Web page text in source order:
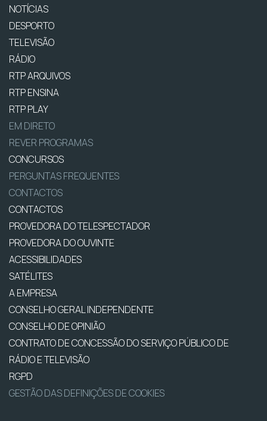
NOTÍCIAS
DESPORTO
TELEVISÃO
RÁDIO
RTP ARQUIVOS
RTP ENSINA
RTP PLAY
EM DIRETO
REVER PROGRAMAS
CONCURSOS
PERGUNTAS FREQUENTES
CONTACTOS
CONTACTOS
PROVEDORA DO TELESPECTADOR
PROVEDORA DO OUVINTE
ACESSIBILIDADES
SATÉLITES
A EMPRESA
CONSELHO GERAL INDEPENDENTE
CONSELHO DE OPINIÃO
CONTRATO DE CONCESSÃO DO SERVIÇO PÚBLICO DE
RÁDIO E TELEVISÃO
RGPD
GESTÃO DAS DEFINIÇÕES DE COOKIES